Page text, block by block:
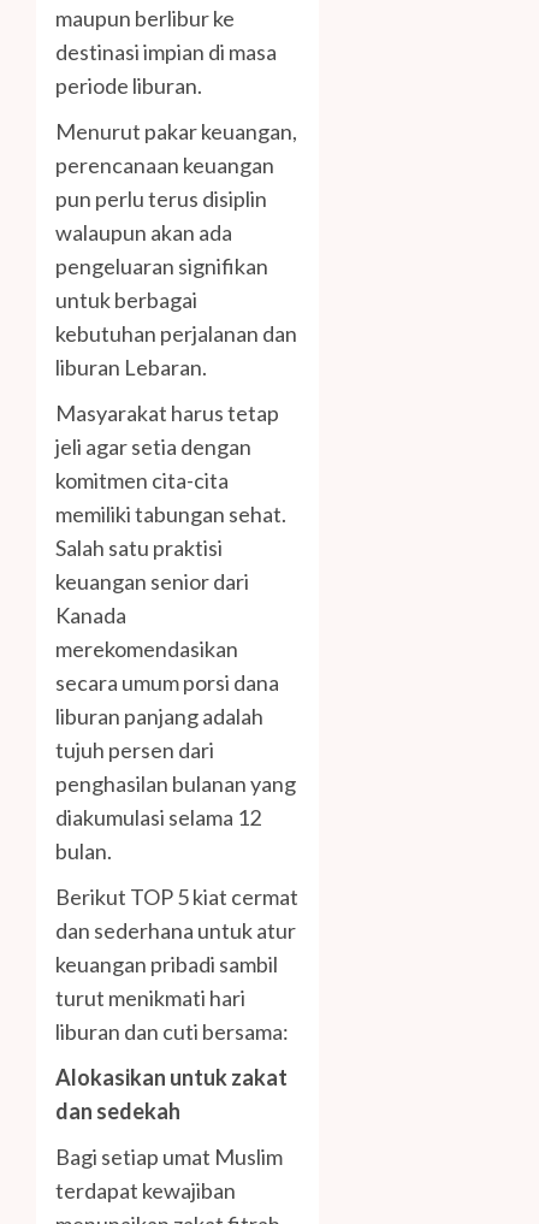
maupun berlibur ke
destinasi impian di masa
periode liburan.
Menurut pakar keuangan,
perencanaan keuangan
pun perlu terus disiplin
walaupun akan ada
pengeluaran signifikan
untuk berbagai
kebutuhan perjalanan dan
liburan Lebaran.
Masyarakat harus tetap
jeli agar setia dengan
komitmen cita-cita
memiliki tabungan sehat.
Salah satu praktisi
keuangan senior dari
Kanada
merekomendasikan
secara umum porsi dana
liburan panjang adalah
tujuh persen dari
penghasilan bulanan yang
diakumulasi selama 12
bulan.
Berikut TOP 5 kiat cermat
dan sederhana untuk atur
keuangan pribadi sambil
turut menikmati hari
liburan dan cuti bersama:
Alokasikan untuk zakat
dan sedekah
Bagi setiap umat Muslim
terdapat kewajiban